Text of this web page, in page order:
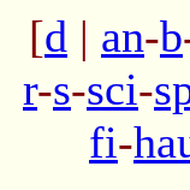
[d | an-b
r-s-sci-
fi-